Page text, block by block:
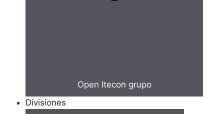
Open Itecon grupo
Divisiones